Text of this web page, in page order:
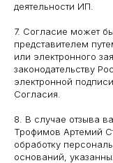
деятельности ИП.
7. Согласие может
представителем
или электронного
законодательству
электронной
Согласия.
8. В случае отзыва
Трофимов Артемий
обработку
оснований,
+7 910
Малая
этаж,